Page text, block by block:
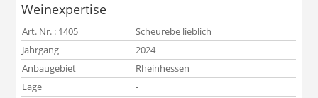
Weinexpertise
Art. Nr. : 1405
Scheurebe lieblich
Jahrgang
2024
Anbaugebiet
Rheinhessen
Lage
-